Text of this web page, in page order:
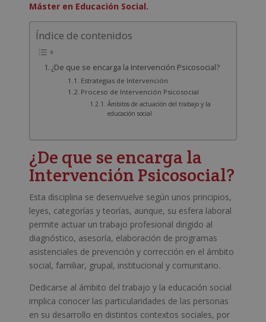
Máster en Educación Social.
Índice de contenidos
¿De que se encarga la Intervención Psicosocial?
Estrategias de Intervención
Proceso de Intervención Psicosocial
Ámbitos de actuación del trabajo y la
educación social
¿De que se encarga la
Intervención Psicosocial?
Esta disciplina se desenvuelve según unos principios,
leyes, categorías y teorías, aunque, su esfera laboral
permite actuar un trabajo profesional dirigido al
diagnóstico, asesoría, elaboración de programas
asistenciales de prevención y corrección en el ámbito
social, familiar, grupal, institucional y comunitario.
Dedicarse al ámbito del trabajo y la educación social
implica conocer las particularidades de las personas
en su desarrollo en distintos contextos sociales, por